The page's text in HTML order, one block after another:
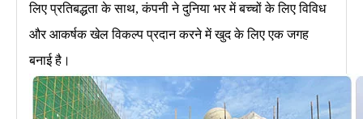
लिए प्रतिबद्धता के साथ, कंपनी ने दुनिया भर में बच्चों के लिए विविध
और आकर्षक खेल विकल्प प्रदान करने में खुद के लिए एक जगह
बनाई है।